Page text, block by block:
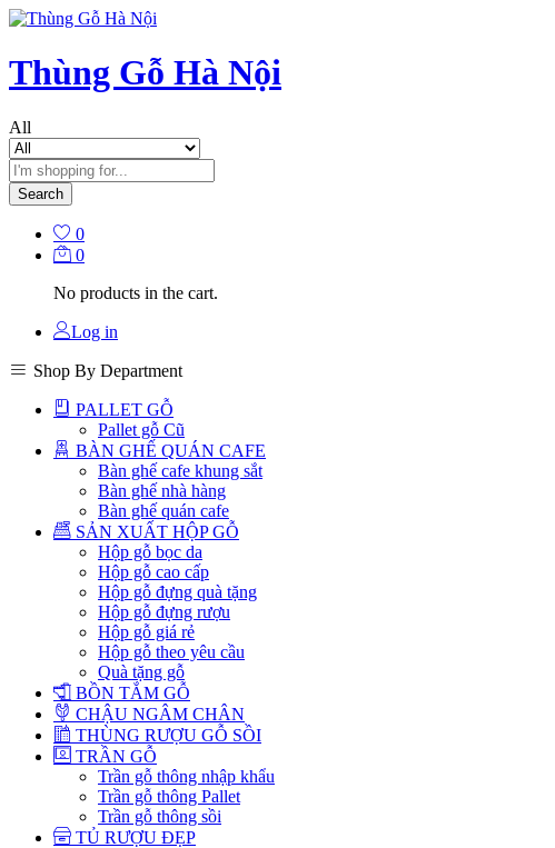
Thùng Gỗ Hà Nội
All
Search
0
0
No products in the cart.
Log in
Shop By Department
PALLET GỖ
Pallet gỗ Cũ
BÀN GHẾ QUÁN CAFE
Bàn ghế cafe khung sắt
Bàn ghế nhà hàng
Bàn ghế quán cafe
SẢN XUẤT HỘP GỖ
Hộp gỗ bọc da
Hộp gỗ cao cấp
Hộp gỗ đựng quà tặng
Hộp gỗ đựng rượu
Hộp gỗ giá rẻ
Hộp gỗ theo yêu cầu
Quà tặng gỗ
BỒN TẮM GỖ
CHẬU NGÂM CHÂN
THÙNG RƯỢU GỖ SỒI
TRẦN GỖ
Trần gỗ thông nhập khẩu
Trần gỗ thông Pallet
Trần gỗ thông sồi
TỦ RƯỢU ĐẸP